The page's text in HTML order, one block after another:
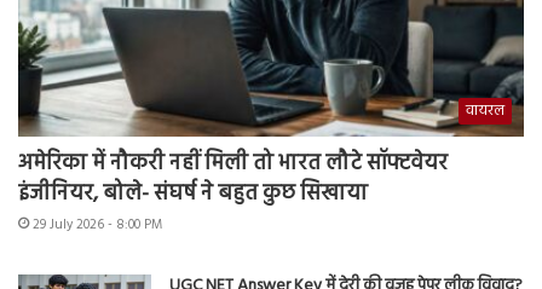
वायरल
अमेरिका में नौकरी नहीं मिली तो भारत लौटे सॉफ्टवेयर
इंजीनियर, बोले- संघर्ष ने बहुत कुछ सिखाया
29 July 2026 - 8:00 PM